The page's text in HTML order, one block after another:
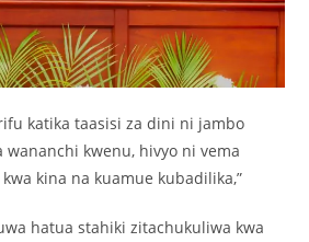
katika taasisi za dini ni jambo
kwenu, hivyo ni vema
kina na kuamue kubadilika,”
hatua stahiki zitachukuliwa kwa